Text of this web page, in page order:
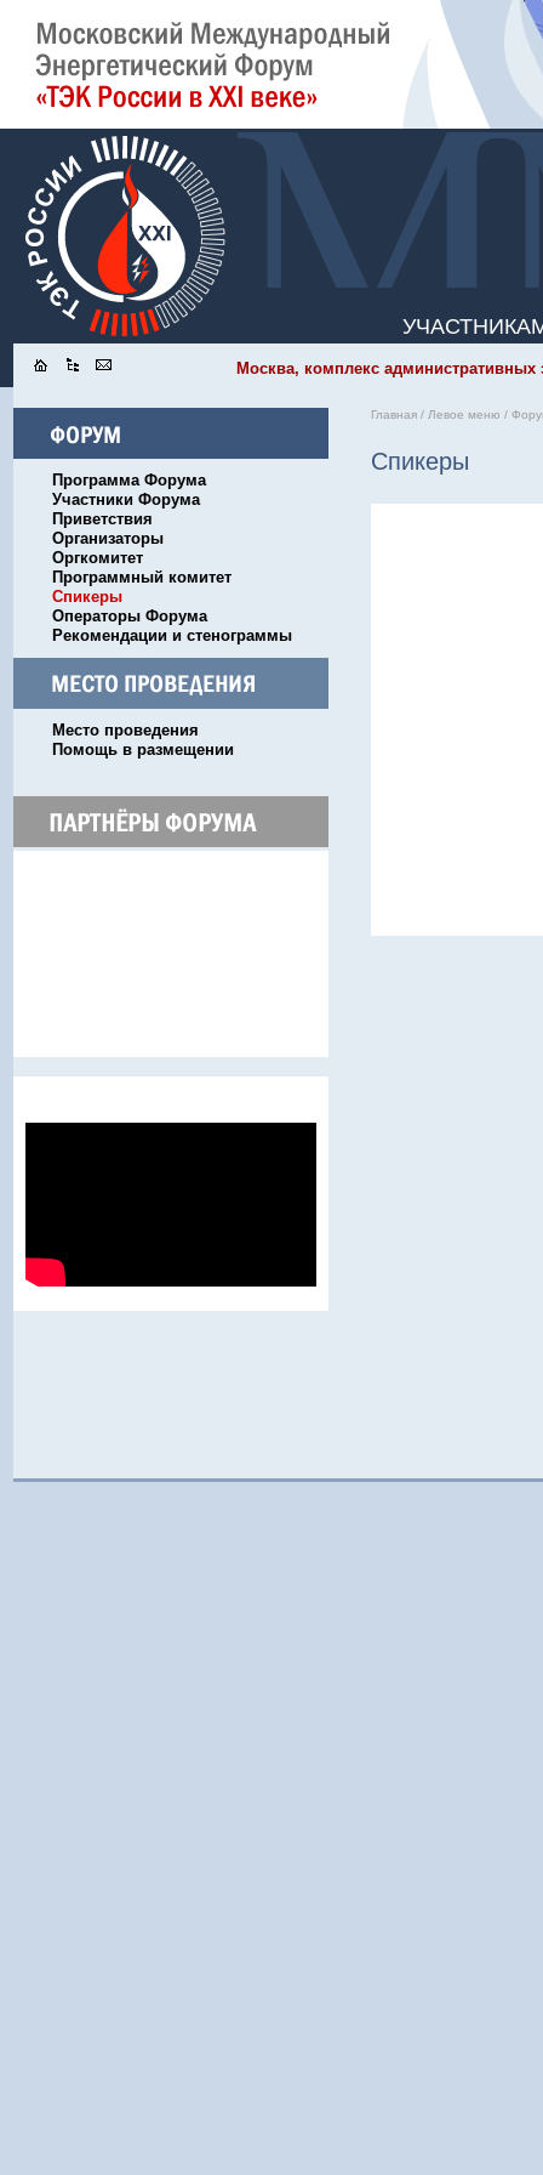
Москва, комплекс административных
Программа Форума
Участники Форума
Приветствия
Организаторы
Оргкомитет
Программный комитет
Спикеры
Операторы Форума
Рекомендации и стенограммы
Место проведения
Помощь в размещении
Главная / Левое меню /
Спикеры